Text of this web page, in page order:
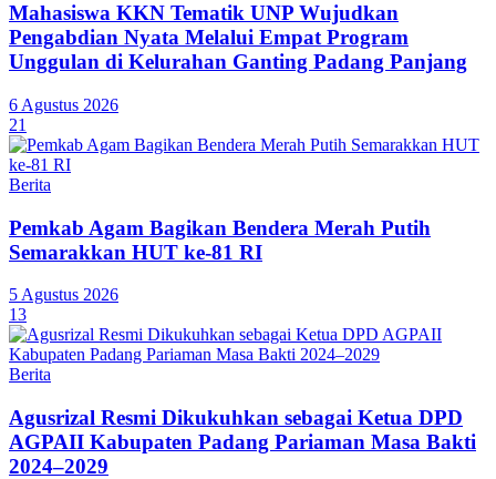
Mahasiswa KKN Tematik UNP Wujudkan
Pengabdian Nyata Melalui Empat Program
Unggulan di Kelurahan Ganting Padang Panjang
6 Agustus 2026
21
Berita
Pemkab Agam Bagikan Bendera Merah Putih
Semarakkan HUT ke-81 RI
5 Agustus 2026
13
Berita
Agusrizal Resmi Dikukuhkan sebagai Ketua DPD
AGPAII Kabupaten Padang Pariaman Masa Bakti
2024–2029